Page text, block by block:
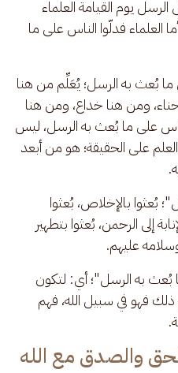
يوم القيامة العلماء
العلماء فدلّوا الناس على ما
بُعث به الرسل؛ يُعَلِّم من هنا
ومن هنا خداع، ومن هنا
على ما بُعث به الرسل، ليس
على الحقيقة؛ هو من أبعد
بُعثوا بالإخلاص، بُعثوا
إلى الرحمن، بُعثوا بتطهير
عليهم.
بُعث به الرسل"؛ أي: لتكون
فهو في سبيل الله، فهم
والصدق مع الله